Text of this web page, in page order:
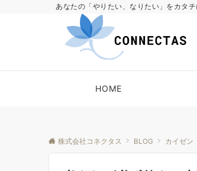
あなたの「やりたい、なりたい」をカタチ
HOME
株式会社コネクタス BLOG カイゼン